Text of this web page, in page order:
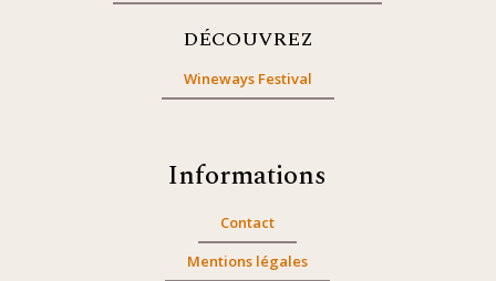
DÉCOUVREZ
Wineways Festival
Informations
Contact
Mentions légales